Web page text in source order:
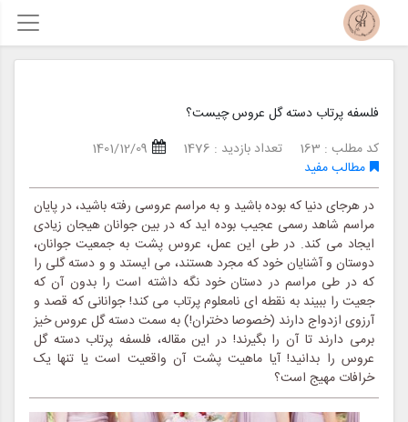
فلسفه پرتاب دسته گل عروس چیست؟
کد مطلب : 163
تعداد بازدید : 1476
1401/12/09
مطالب مفید
در هرجای دنیا که بوده باشید و به مراسم عروسی رفته باشید، در پایان
مراسم شاهد رسمی عجیب بوده اید که در بین جوانان هیجان زیادی
ایجاد می کند. در طی این عمل، عروس پشت به جمعیت جوانان،
دوستان و آشنایان خود که مجرد هستند، می ایستد و و دسته گلی را
که در طی مراسم در دستان خود نگه داشته است را بدون آن که
جعیت را ببیند به نقطه ای نامعلوم پرتاب می کند! جوانانی که قصد و
آرزوی ازدواج دارند (خصوصا دختران!) به سمت دسته گل عروس خیز
برمی دارند تا آن را بگیرند! در این مقاله، فلسفه پرتاب دسته گل
عروس را بدانید! آیا ماهیت پشت آن واقعیت است یا تنها یک
خرافات مهیج است؟